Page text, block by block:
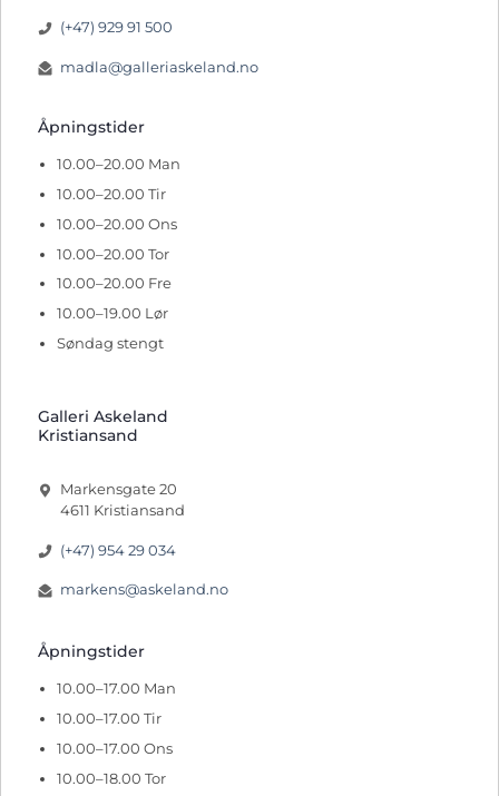
(+47) 929 91 500
madla@galleriaskeland.no
Åpningstider
10.00–20.00 Man
10.00–20.00 Tir
10.00–20.00 Ons
10.00–20.00 Tor
10.00–20.00 Fre
10.00–19.00 Lør
Søndag stengt
Galleri Askeland
Kristiansand
Markensgate 20
4611 Kristiansand
(+47) 954 29 034
markens@askeland.no
Åpningstider
10.00–17.00 Man
10.00–17.00 Tir
10.00–17.00 Ons
10.00–18.00 Tor